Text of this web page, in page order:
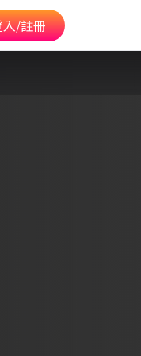
入/註冊